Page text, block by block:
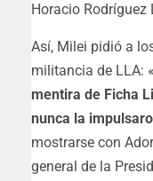
Horacio Rodríguez
Así, Milei pidió a
militancia de LLA: «
mentira de Ficha
nunca la
mostrarse con
general de la